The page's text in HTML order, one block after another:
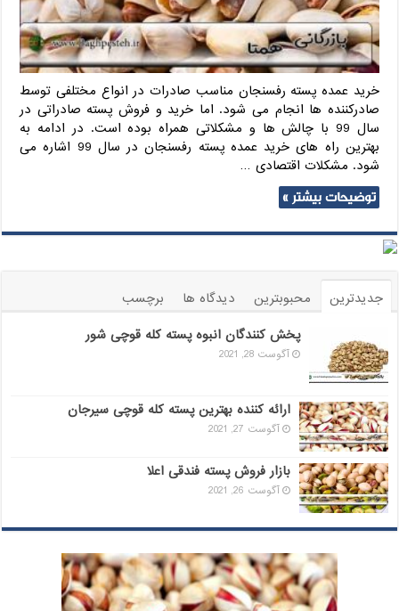
خرید عمده پسته رفسنجان مناسب صادرات در انواع مختلفی توسط
صادرکننده ها انجام می شود. اما خرید و فروش پسته صادراتی در
سال 99 با چالش ها و مشکلاتی همراه بوده است. در ادامه به
بهترین راه های خرید عمده پسته رفسنجان در سال 99 اشاره می
شود. مشکلات اقتصادی …
توضیحات بیشتر »
جدیدترین محبوبترین دیدگاه ها
برچسب
پخش کنندگان انبوه پسته کله قوچی شور
آگوست 28, 2021
ارائه کننده بهترین پسته کله قوچی سیرجان
آگوست 27, 2021
بازار فروش پسته فندقی اعلا
آگوست 26, 2021